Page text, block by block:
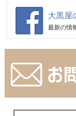
大黒屋
最新の情